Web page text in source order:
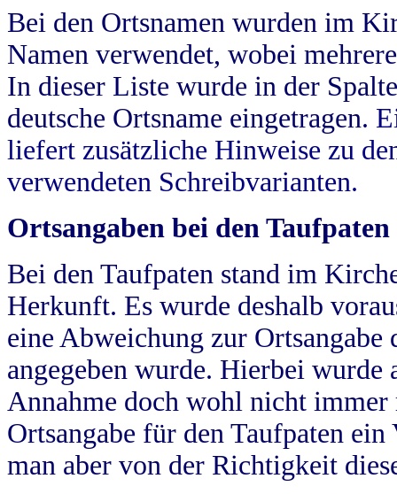
Bei den Ortsnamen wurden im
Namen verwendet, wobei
In dieser Liste wurde in der
deutsche Ortsname eingetragen.
liefert zusätzliche Hinweise zu
verwendeten Schreibvarianten.
Ortsangaben bei den Taufpaten
Bei den Taufpaten stand im
Herkunft. Es wurde deshalb
eine Abweichung zur
angegeben wurde. Hierbei wurde
Annahme doch wohl nicht
Ortsangabe für den Taufpaten
man aber von der Richtigkeit